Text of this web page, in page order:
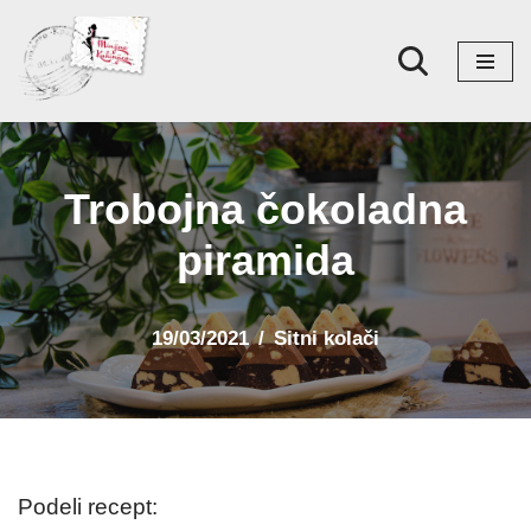
Skoči
na
sadržaj
Trobojna čokoladna
piramida
19/03/2021 Sitni kolači
Podeli recept: